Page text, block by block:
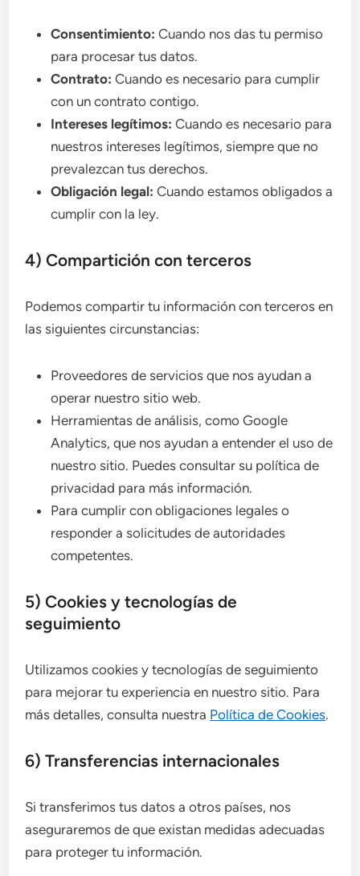
Consentimiento: Cuando nos das tu permiso
para procesar tus datos.
Contrato: Cuando es necesario para cumplir
con un contrato contigo.
Intereses legítimos: Cuando es necesario para
nuestros intereses legítimos, siempre que no
prevalezcan tus derechos.
Obligación legal: Cuando estamos obligados a
cumplir con la ley.
4) Compartición con terceros
Podemos compartir tu información con terceros en
las siguientes circunstancias:
Proveedores de servicios que nos ayudan a
operar nuestro sitio web.
Herramientas de análisis, como Google
Analytics, que nos ayudan a entender el uso de
nuestro sitio. Puedes consultar su política de
privacidad para más información.
Para cumplir con obligaciones legales o
responder a solicitudes de autoridades
competentes.
5) Cookies y tecnologías de
seguimiento
Utilizamos cookies y tecnologías de seguimiento
para mejorar tu experiencia en nuestro sitio. Para
más detalles, consulta nuestra Política de Cookies.
6) Transferencias internacionales
Si transferimos tus datos a otros países, nos
aseguraremos de que existan medidas adecuadas
para proteger tu información.